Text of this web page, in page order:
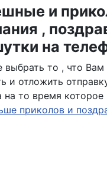
и
,
на
то , что Вам
и отложить
то время которое
приколов и
с